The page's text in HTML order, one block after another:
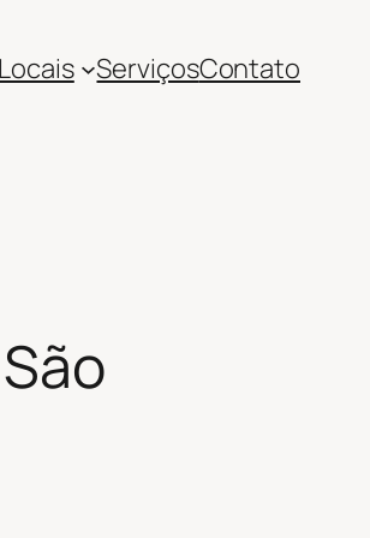
Locais ServiçosContato